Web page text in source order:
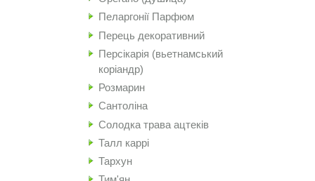
Пеларгонії Парфюм
Перець декоративний
Персікарія (вьетнамський
коріандр)
Розмарин
Сантоліна
Солодка трава ацтеків
Талл каррі
Тархун